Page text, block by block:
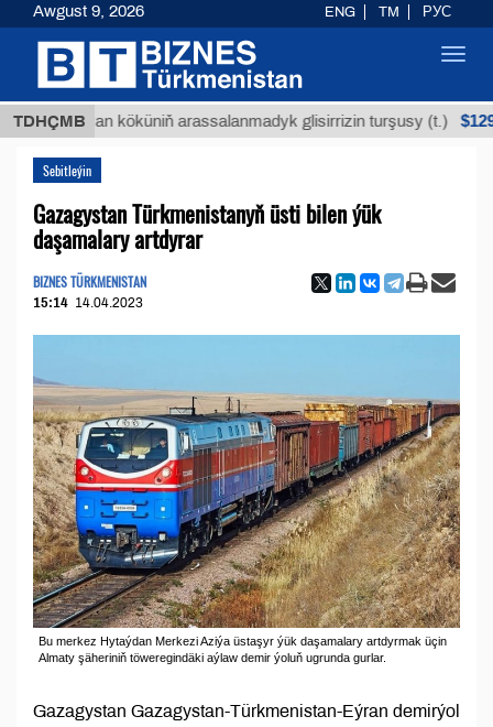
TDHÇMB
Buýan köküniň arassalanmadyk glisirrizin turşusy (t.) $12935,18
Sebitleýin
Gazagystan Türkmenistanyň üsti bilen ýük
daşamalary artdyrar
BIZNES TÜRKMENISTAN
15:14 14.04.2023
Bu merkez Hytaýdan Merkezi Aziýa üstaşyr ýük daşamalary artdyrmak üçin
Almaty şäheriniň töweregindäki aýlaw demir ýoluň ugrunda gurlar.
Gazagystan Gazagystan-Türkmenistan-Eýran demirýol
Awgust 9, 2026 ENG TM РУС